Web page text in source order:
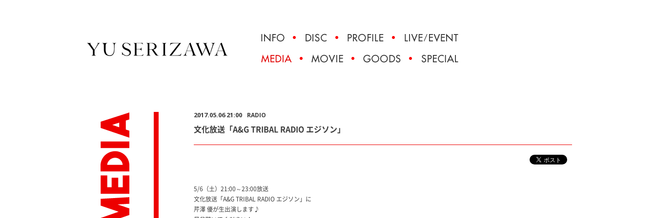
2017.05.06 21:00 RADIO
文化放送「A&G TRIBAL RADIO エジソン」
5/6（土）21:00～23:00放送
文化放送「A&G TRIBAL RADIO エジソン」に
芹澤 優が生出演します♪